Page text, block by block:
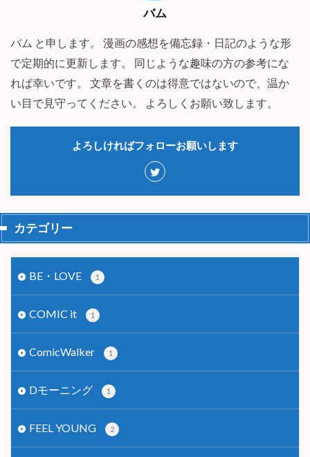
バム
バム と申します。 漫画の感想を備忘録・日記のような形
で定期的に更新します。 同じような趣味の方の参考にな
れば幸いです。 文章を書くのは得意ではないので、温か
い目で見守ってください。 よろしくお願い致します。
よろしければフォローお願いします
カテゴリー
BE・LOVE 1
COMIC it 1
ComicWalker 1
Dモーニング 1
FEEL YOUNG 2